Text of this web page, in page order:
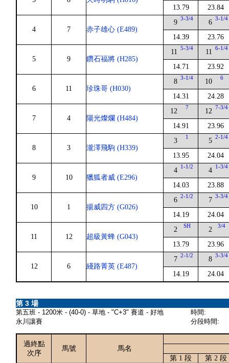
13.79 23.84
4 7 赤子雄心 (E489)
9 3-3/4
14.39
6 3-1/4
23.76
5 9 鑽石福將 (H285)
11 5-3/4
14.71
11 6-1/4
23.92
6 11 珍珠哥 (H030)
8 3-1/4
14.31
10 6
24.28
7 4 陽光燦爛 (H484)
12 7
14.91
12 7-3/4
23.96
8 3 瀧澤飛駒 (H339)
3 1
13.95
5 2-1/4
24.04
9 10 獵狐者威 (E296)
4 1-1/2
14.03
4 1-3/4
23.88
10 1 揚威四方 (G026)
6 2-1/2
14.19
7 3-3/4
24.04
11 12 超級黃蜂 (G043)
2 SH
13.79
2 3/4
23.96
12 6 綫路菁英 (E487)
7 2-1/2
14.19
8 3-3/4
24.04
第 3 場
第五班 - 1200米 - (40-0) - 草地 - "C+3" 賽道 - 好地
永川讓賽
時間:
分段時間:
過終點
次序
馬號
馬名
第 1 段
第 2 段